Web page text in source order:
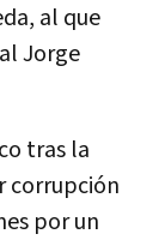
al que
Jorge
tras la
corrupción
por un